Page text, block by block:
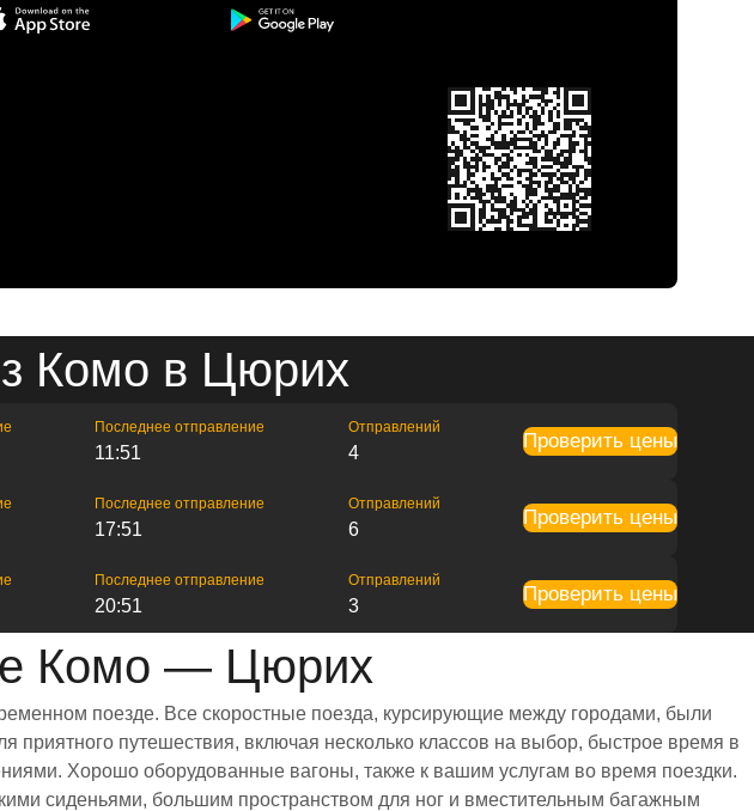
Комо в Цюрих
Последнее отправление
11:51
Отправлений
4
Проверить цены
Последнее отправление
17:51
Отправлений
6
Проверить цены
Последнее отправление
20:51
Отправлений
3
Проверить цены
Комо — Цюрих
поезде. Все скоростные поезда, курсирующие между городами, были
путешествия, включая несколько классов на выбор, быстрое время в
Хорошо оборудованные вагоны, также к вашим услугам во время поездки.
сиденьями, большим пространством для ног и вместительным багажным